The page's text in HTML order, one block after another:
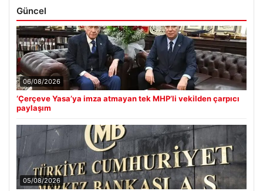
Güncel
06/08/2026
‘Çerçeve Yasa’ya imza atmayan tek MHP’li vekilden çarpıcı
paylaşım
05/08/2026